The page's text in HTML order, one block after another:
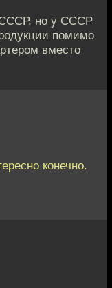
СССР, но у СССР
помимо
вместо
конечно.